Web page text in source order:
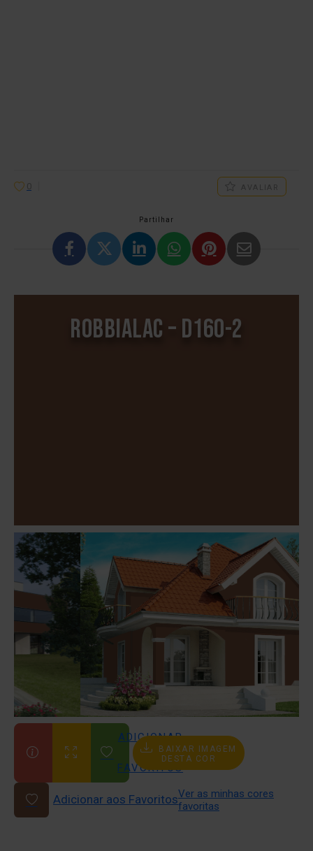
0 AVALIAR
Partilhar
ROBBIALAC – D160-2
ADICIONAR
AOS
FAVORITOS
BAIXAR IMAGEM
DESTA COR
Adicionar aos FavoritosVer as minhas cores
favoritas